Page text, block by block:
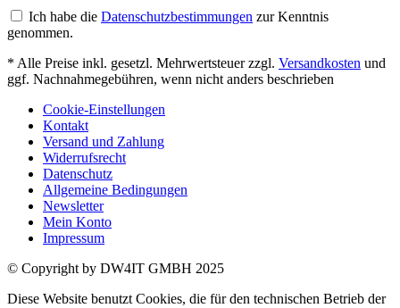
Ich habe die Datenschutzbestimmungen zur Kenntnis
genommen.
* Alle Preise inkl. gesetzl. Mehrwertsteuer zzgl. Versandkosten und
ggf. Nachnahmegebühren, wenn nicht anders beschrieben
Cookie-Einstellungen
Kontakt
Versand und Zahlung
Widerrufsrecht
Datenschutz
Allgemeine Bedingungen
Newsletter
Mein Konto
Impressum
© Copyright by DW4IT GMBH 2025
Diese Website benutzt Cookies, die für den technischen Betrieb der